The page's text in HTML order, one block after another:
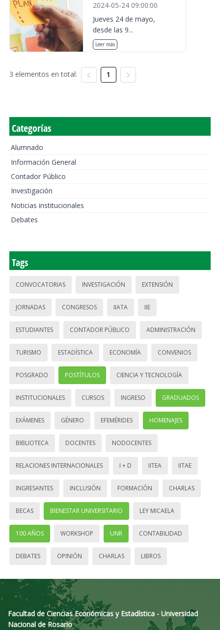
2024-05-24 09:00:00
Jueves 24 de mayo,
desde las 9...
Leer más
3 elementos en total: 1
Categorías
Alumnado
Información General
Contador Público
Investigación
Noticias institucionales
Debates
Tags
CONVOCATORIAS INVESTIGACIÓN EXTENSIÓN
JORNADAS CONGRESOS IIATA IIE
ESTUDIANTES CONTADOR PÚBLICO ADMINISTRACIÓN
TURISMO ESTADÍSTICA ECONOMÍA CONVENIOS
POSGRADO POSTÍTULOS CIENCIA Y TECNOLOGÍA
INSTITUCIONALES CURSOS INGRESO GRADUADOS
EXÁMENES GÉNERO EFEMÉRIDES HOMENAJES
BIBLIOTECA DOCENTES NODOCENTES
RELACIONES INTERNACIONALES I + D IITEA IITAE
INGRESANTES INCLUSIÓN FORMACIÓN CHARLAS
BECAS BIENESTAR UNIVERSITARIO LEY MICAELA
100 AÑOS WORKSHOP UNR CONTABILIDAD
DEBATES OPINIÓN CHARLAS LIBROS
Facultad de Ciencias Económicas y Estadística - Universidad
Nacional de Rosario